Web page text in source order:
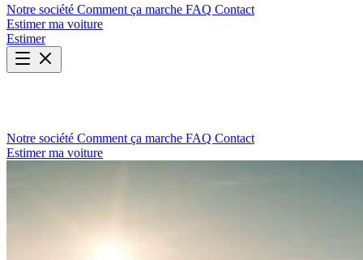
Notre société Comment ça marche FAQ Contact
Estimer ma voiture
Estimer
Notre société Comment ça marche FAQ Contact
Estimer ma voiture